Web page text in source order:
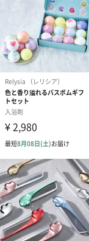
使い続けたくなる
4.忙しい毎日の
爽快感のある香りに
し、香りで気持ちを
精油系が苦手な方
スキンケアの煩
てのスキンケア。